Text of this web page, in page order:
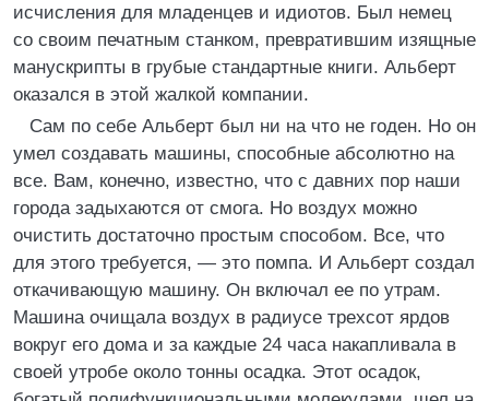
исчисления для младенцев и идиотов. Был немец
со своим печатным станком, превратившим изящные
манускрипты в грубые стандартные книги. Альберт
оказался в этой жалкой компании.
Сам по себе Альберт был ни на что не годен. Но он
умел создавать машины, способные абсолютно на
все. Вам, конечно, известно, что с давних пор наши
города задыхаются от смога. Но воздух можно
очистить достаточно простым способом. Все, что
для этого требуется, — это помпа. И Альберт создал
откачивающую машину. Он включал ее по утрам.
Машина очищала воздух в радиусе трехсот ярдов
вокруг его дома и за каждые 24 часа накапливала в
своей утробе около тонны осадка. Этот осадок,